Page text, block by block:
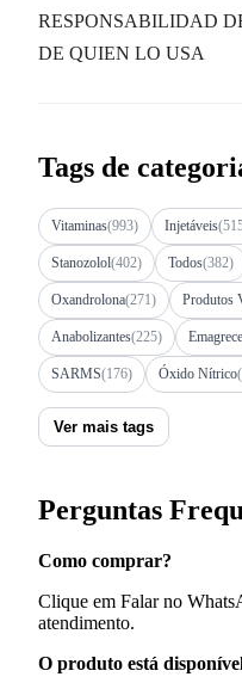
RESPONSABILIDAD
DE QUIEN LO USA
Tags de
Vitaminas(993) Injetáveis
Stanozolol(402) Todos(382)
Oxandrolona(271) Produtos
Anabolizantes(225)
SARMS(176) Óxido Nítrico
Ver mais tags
Perguntas
Como comprar?
Clique em Falar no
atendimento.
O produto está